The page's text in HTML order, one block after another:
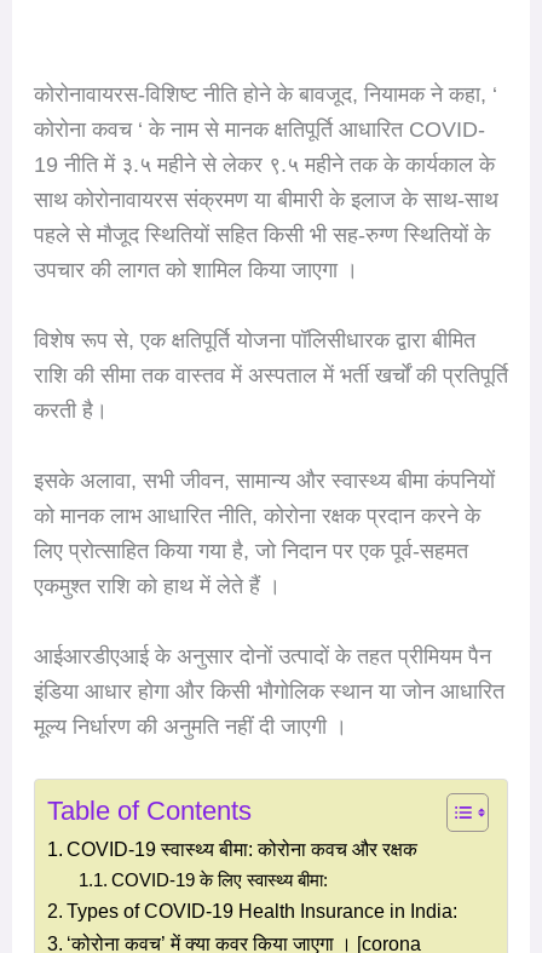
कोरोनावायरस-विशिष्ट नीति होने के बावजूद, नियामक ने कहा, ‘
कोरोना कवच ‘ के नाम से मानक क्षतिपूर्ति आधारित COVID-
19 नीति में ३.५ महीने से लेकर ९.५ महीने तक के कार्यकाल के
साथ कोरोनावायरस संक्रमण या बीमारी के इलाज के साथ-साथ
पहले से मौजूद स्थितियों सहित किसी भी सह-रुग्ण स्थितियों के
उपचार की लागत को शामिल किया जाएगा ।
विशेष रूप से, एक क्षतिपूर्ति योजना पॉलिसीधारक द्वारा बीमित
राशि की सीमा तक वास्तव में अस्पताल में भर्ती खर्चों की प्रतिपूर्ति
करती है।
इसके अलावा, सभी जीवन, सामान्य और स्वास्थ्य बीमा कंपनियों
को मानक लाभ आधारित नीति, कोरोना रक्षक प्रदान करने के
लिए प्रोत्साहित किया गया है, जो निदान पर एक पूर्व-सहमत
एकमुश्त राशि को हाथ में लेते हैं ।
आईआरडीएआई के अनुसार दोनों उत्पादों के तहत प्रीमियम पैन
इंडिया आधार होगा और किसी भौगोलिक स्थान या जोन आधारित
मूल्य निर्धारण की अनुमति नहीं दी जाएगी ।
Table of Contents
COVID-19 स्वास्थ्य बीमा: कोरोना कवच और रक्षक
COVID-19 के लिए स्वास्थ्य बीमा:
Types of COVID-19 Health Insurance in India:
‘कोरोना कवच’ में क्या कवर किया जाएगा । [corona